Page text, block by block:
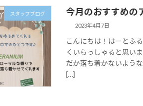
スタッフブログ 今月のおすすめの
2023年4月7日
こんにちは！はーとふ
くいらっしゃると思い
だか落ち着かないよう
[…]